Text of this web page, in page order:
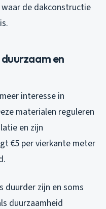
de dakconstructie
en
interesse in
materialen reguleren
en zijn
€5 per vierkante meter
duurder zijn en soms
duurzaamheid